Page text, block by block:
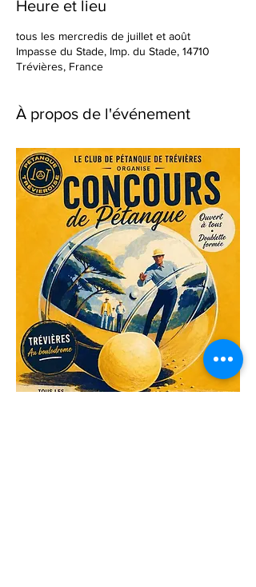
Heure et lieu
tous les mercredis de juillet et août
Impasse du Stade, Imp. du Stade, 14710
Trévières, France
À propos de l'événement